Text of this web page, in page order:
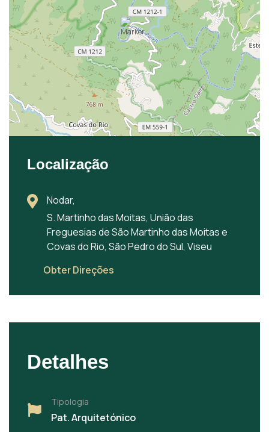
Localização
Nodar,
S. Martinho das Moitas, União das
Freguesias de São Martinho das Moitas e
Covas do Rio, São Pedro do Sul, Viseu
Obter Direções
Detalhes
Tipologia
Pat. Arquitetónico